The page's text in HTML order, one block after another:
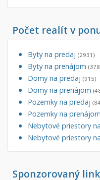
Počet realít v
Byty na predaj (2931)
Byty na prenájom
Domy na predaj (915)
Domy na prenájom
Pozemky na predaj
Pozemky na prenájom
Nebytové priestory
Nebytové priestory
Sponzorovaný link